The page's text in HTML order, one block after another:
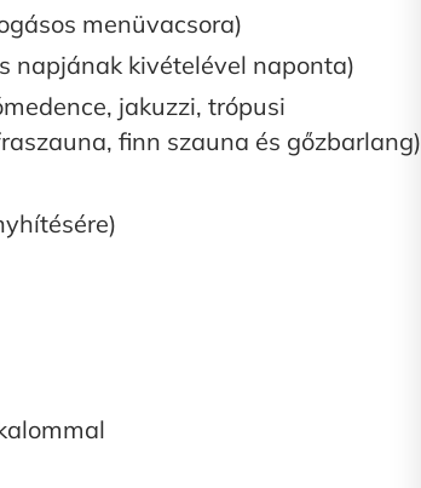
menüvacsora)
napjának kivételével naponta)
jakuzzi, trópusi
finn szauna és gőzbarlang)